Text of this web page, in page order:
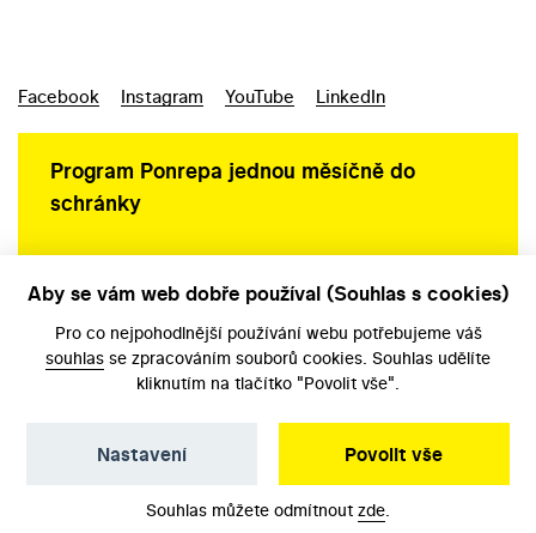
Facebook Instagram YouTube LinkedIn
Program Ponrepa jednou měsíčně do
schránky
Aby se vám web dobře používal (Souhlas s cookies)
Pro co nejpohodlnější používání webu potřebujeme váš
souhlas se zpracováním souborů cookies. Souhlas udělíte
kliknutím na tlačítko "Povolit vše".
Povolit vše
Nastavení
Souhlas můžete odmítnout zde